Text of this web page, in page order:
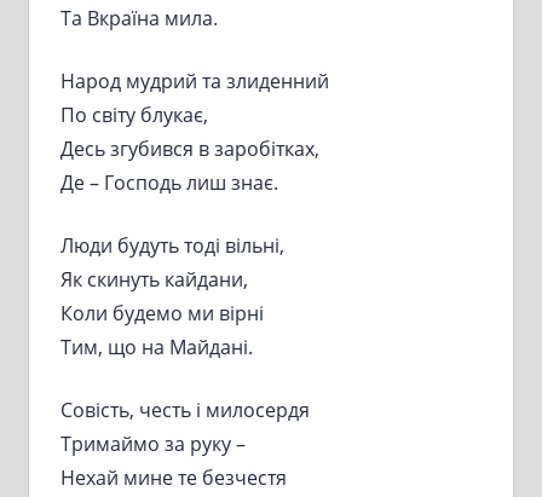
Та Вкраїна мила.
Народ мудрий та злиденний
По світу блукає,
Десь згубився в заробітках,
Де – Господь лиш знає.
Люди будуть тоді вільні,
Як скинуть кайдани,
Коли будемо ми вірні
Тим, що на Майдані.
Совість, честь і милосердя
Тримаймо за руку –
Нехай мине те безчестя